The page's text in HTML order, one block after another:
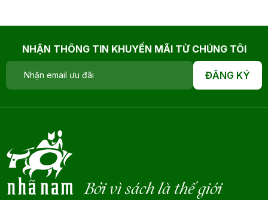
NHẬN THÔNG TIN KHUYẾN MÃI TỪ CHÚNG TÔI
ĐĂNG KÝ
Bởi vì sách là thế giới